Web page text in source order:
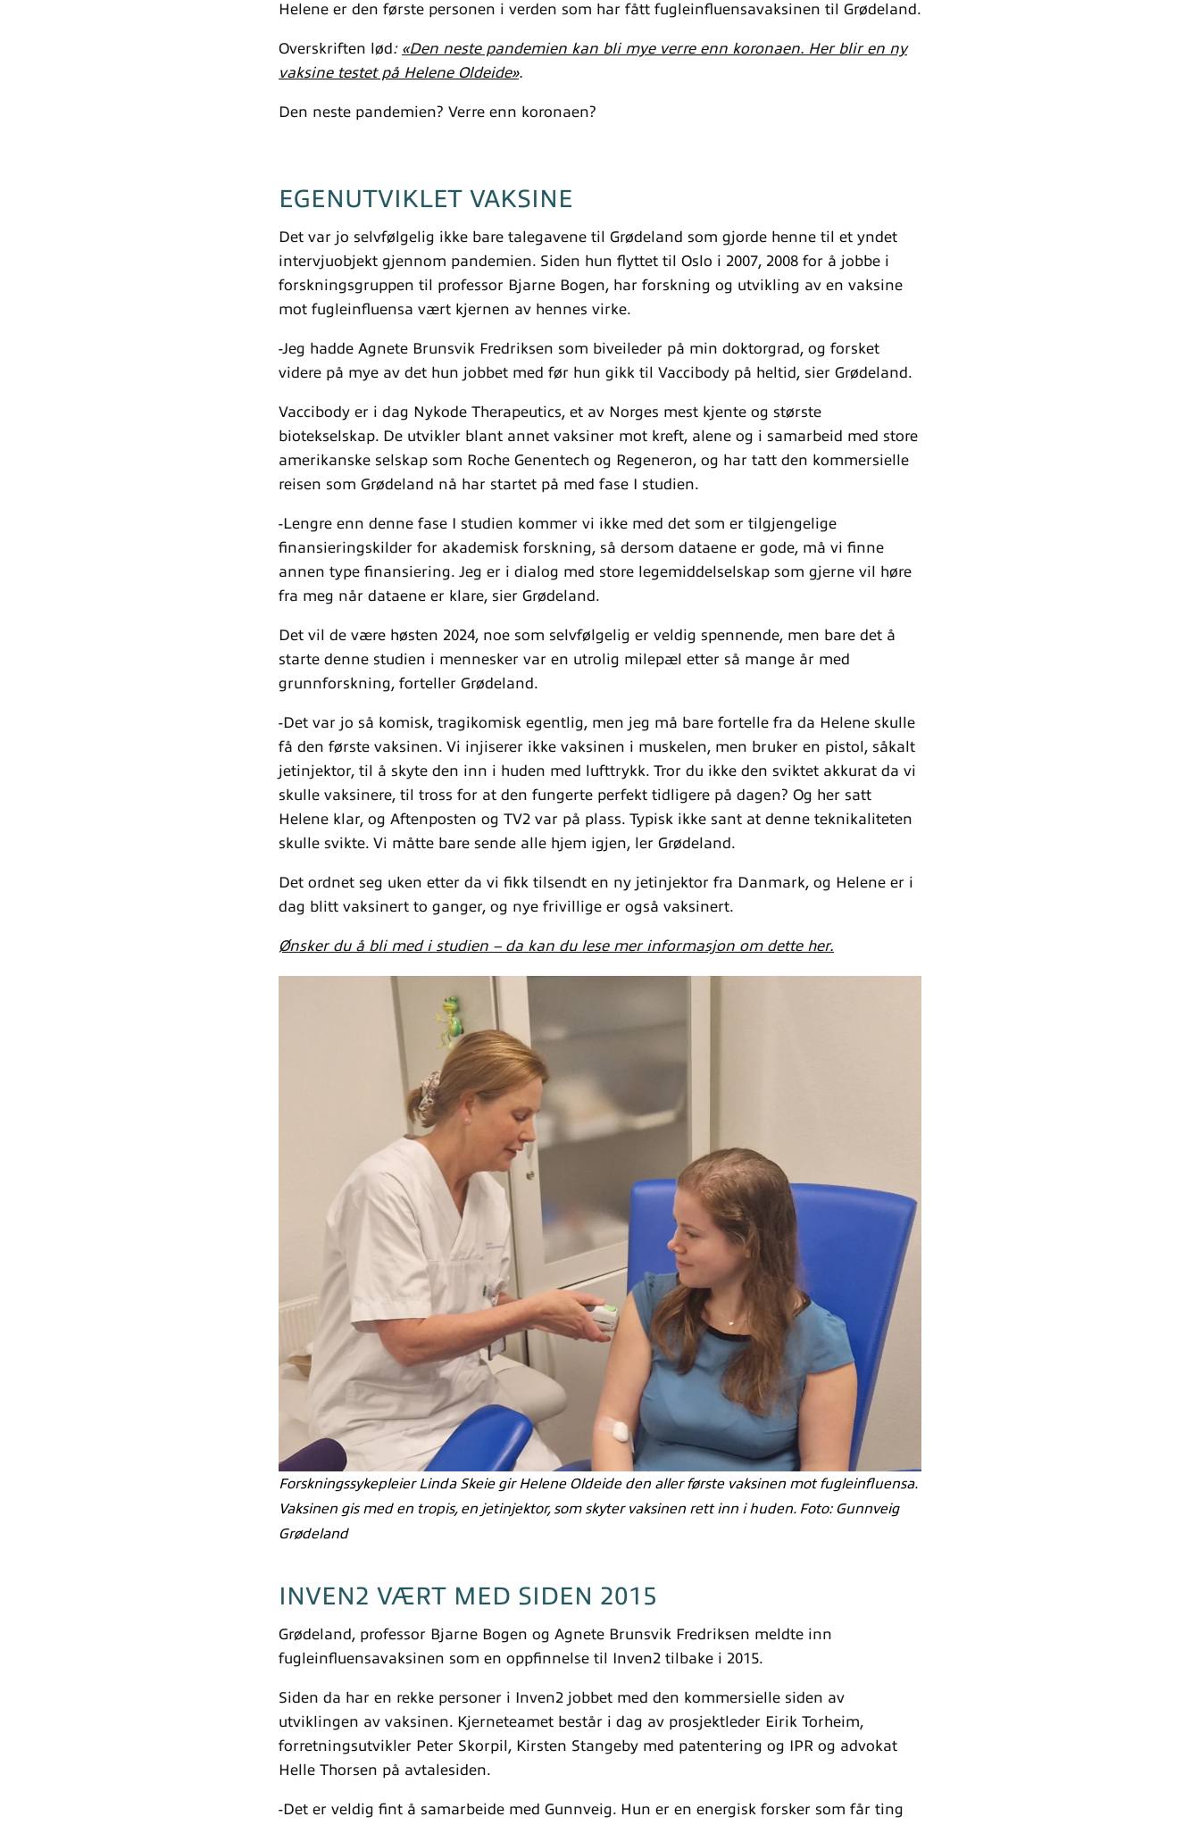
Helene er den første personen i verden som har fått fugleinfluensavaksinen til Grødeland.
Overskriften lød : «Den neste pandemien kan bli mye verre enn koronaen. Her blir en ny
vaksine testet på Helene Oldeide».
Den neste pandemien? Verre enn koronaen?
EGENUTVIKLET VAKSINE
Det var jo selvfølgelig ikke bare talegavene til Grødeland som gjorde henne til et yndet
intervjuobjekt gjennom pandemien. Siden hun flyttet til Oslo i 2007, 2008 for å jobbe i
forskningsgruppen til professor Bjarne Bogen, har forskning og utvikling av en vaksine
mot fugleinfluensa vært kjernen av hennes virke.
-Jeg hadde Agnete Brunsvik Fredriksen som biveileder på min doktorgrad, og forsket
videre på mye av det hun jobbet med før hun gikk til Vaccibody på heltid, sier Grødeland.
Vaccibody er i dag Nykode Therapeutics, et av Norges mest kjente og største
biotekselskap. De utvikler blant annet vaksiner mot kreft, alene og i samarbeid med store
amerikanske selskap som Roche Genentech og Regeneron, og har tatt den kommersielle
reisen som Grødeland nå har startet på med fase I studien.
-Lengre enn denne fase I studien kommer vi ikke med det som er tilgjengelige
finansieringskilder for akademisk forskning, så dersom dataene er gode, må vi finne
annen type finansiering. Jeg er i dialog med store legemiddelselskap som gjerne vil høre
fra meg når dataene er klare, sier Grødeland.
Det vil de være høsten 2024, noe som selvfølgelig er veldig spennende, men bare det å
starte denne studien i mennesker var en utrolig milepæl etter så mange år med
grunnforskning, forteller Grødeland.
-Det var jo så komisk, tragikomisk egentlig, men jeg må bare fortelle fra da Helene skulle
få den første vaksinen. Vi injiserer ikke vaksinen i muskelen, men bruker en pistol, såkalt
jetinjektor, til å skyte den inn i huden med lufttrykk. Tror du ikke den sviktet akkurat da vi
skulle vaksinere, til tross for at den fungerte perfekt tidligere på dagen? Og her satt
Helene klar, og Aftenposten og TV2 var på plass. Typisk ikke sant at denne teknikaliteten
skulle svikte. Vi måtte bare sende alle hjem igjen, ler Grødeland.
Det ordnet seg uken etter da vi fikk tilsendt en ny jetinjektor fra Danmark, og Helene er i
dag blitt vaksinert to ganger, og nye frivillige er også vaksinert.
Ønsker du å bli med i studien – da kan du lese mer informasjon om dette her.
Forskningssykepleier Linda Skeie gir Helene Oldeide den aller første vaksinen mot fugleinfluensa.
Vaksinen gis med en tropis, en jetinjektor, som skyter vaksinen rett inn i huden. Foto: Gunnveig
Grødeland
INVEN2 VÆRT MED SIDEN 2015
Grødeland, professor Bjarne Bogen og Agnete Brunsvik Fredriksen meldte inn
fugleinfluensavaksinen som en oppfinnelse til Inven2 tilbake i 2015.
Siden da har en rekke personer i Inven2 jobbet med den kommersielle siden av
utviklingen av vaksinen. Kjerneteamet består i dag av prosjektleder Eirik Torheim,
forretningsutvikler Peter Skorpil, Kirsten Stangeby med patentering og IPR og advokat
Helle Thorsen på avtalesiden.
-Det er veldig fint å samarbeide med Gunnveig. Hun er en energisk forsker som får ting